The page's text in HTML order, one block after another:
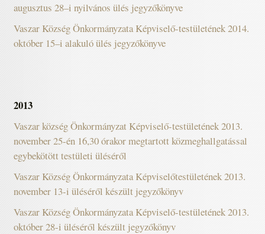
augusztus 28–i nyilvános ülés jegyzőkönyve
Vaszar Község Önkormányzata Képviselő-testületének 2014.
október 15–i alakuló ülés jegyzőkönyve
2013
Vaszar község Önkormányzat Képviselő-testületének 2013.
november 25-én 16,30 órakor megtartott közmeghallgatással
egybekötött testületi üléséről
Vaszar Község Önkormányzata Képviselőtestületének 2013.
november 13-i üléséről készült jegyzőkönyv
Vaszar Község Önkormányzata Képviselő-testületének 2013.
október 28-i üléséről készült jegyzőkönyv